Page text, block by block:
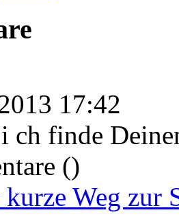
17:42
ch finde
()
kurze Weg zur